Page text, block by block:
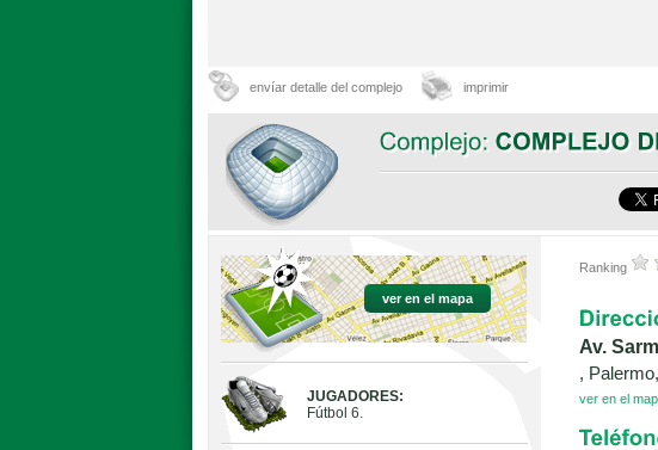
envíar detalle del complejo imprimir
ver en el mapa
JUGADORES:
Fútbol 6.
Ranking
Av.
,
ver en el